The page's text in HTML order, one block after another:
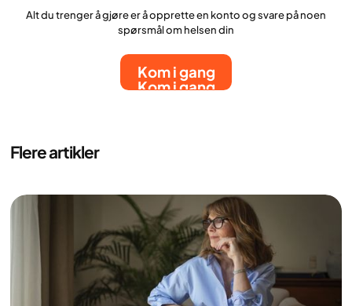
Alt du trenger å gjøre er å opprette en konto og svare på noen
spørsmål om helsen din
Kom i gang
Kom i gang
Flere artikler